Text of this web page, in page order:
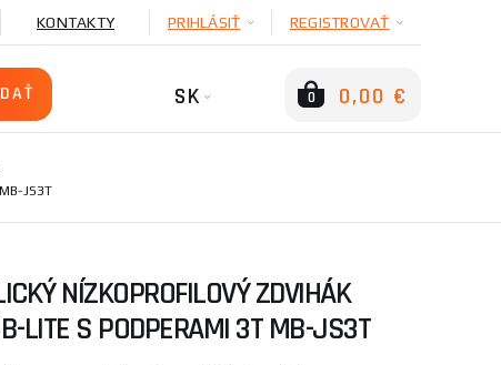
KONTAKTY PRIHLÁSIŤ REGISTROVAŤ
SK 0 0,00 €
JS3T
NÍZKOPROFILOVÝ ZDVIHÁK
LITE S PODPERAMI 3T MB-JS3T